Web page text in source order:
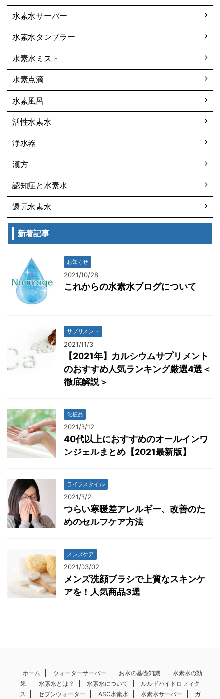
水素水サーバー
水素水タンブラー
水素水ミスト
水素点滴
水素風呂
活性水素水
浄水器
漢方
認知症と水素水
還元水素水
新着記事
お知らせ
2021/10/28
これからの水素水ブログについて
サプリメント
2021/11/3
【2021年】カルシウムサプリメント
のおすすめ人気ランキング厳選4選＜
徹底解説＞
化粧品
2021/3/12
40代以上におすすめのオールインワ
ンジェルまとめ【2021最新版】
ライフスタイル
2021/3/2
つらい寒暖差アレルギー、改善のた
めのセルフケア方法
メンズケア
2021/03/02
メンズ洗顔ブラシで上質なスキンケ
アを！人気商品3選
ホーム ウォーターサーバー お水の基礎知識
水素水の効
果
水素水とは？ 水素水について
ルルドハイドロフィク
ス
セブンウォーター ASO水素水 水素水サーバー ガ